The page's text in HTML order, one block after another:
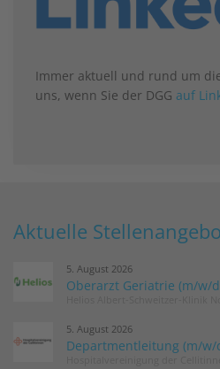
Immer aktuell und rund um
uns, wenn Sie der DGG auf
Aktuelle
5. August 2026
Oberarzt Geriatrie (m/w/
5. August 2026
Departmentleitung (m/